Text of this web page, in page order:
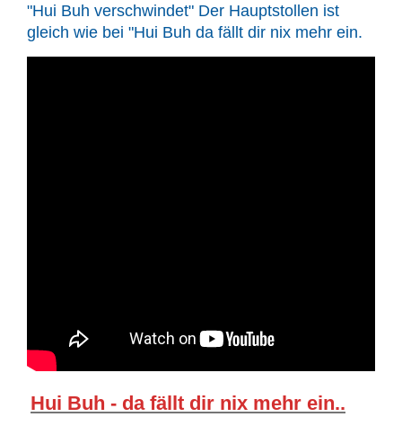
"Hui Buh verschwindet" Der Hauptstollen ist
gleich wie bei "Hui Buh da fällt dir nix mehr ein.
Hui Buh - da fällt dir nix mehr ein..